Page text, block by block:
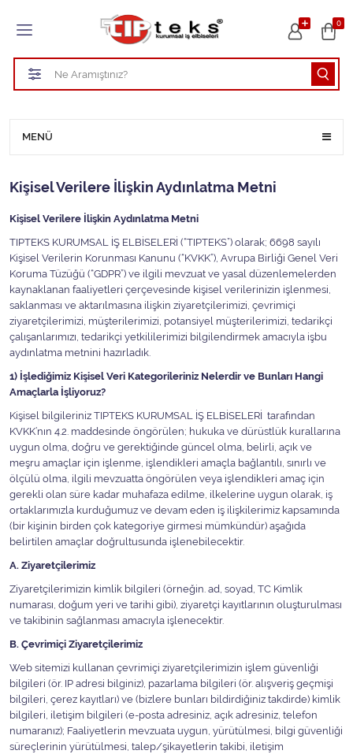
0
Tüm Kategoriler
HASTANE KIYAFETLERİ
TEMİZLİK PERSONEL FORMALARI
Tüm Kategorileri Gör
MENÜ
Kişisel Verilere İlişkin Aydınlatma Metni
Kişisel Verilere İlişkin Aydınlatma Metni
TIPTEKS KURUMSAL İŞ ELBİSELERİ (“TIPTEKS”) olarak; 6698 sayılı
Kişisel Verilerin Korunması Kanunu (“KVKK”), Avrupa Birliği Genel Veri
Koruma Tüzüğü (“GDPR”) ve ilgili mevzuat ve yasal düzenlemelerden
kaynaklanan faaliyetleri çerçevesinde kişisel verilerinizin işlenmesi,
saklanması ve aktarılmasına ilişkin ziyaretçilerimizi, çevrimiçi
ziyaretçilerimizi, müşterilerimizi, potansiyel müşterilerimizi, tedarikçi
çalışanlarımızı, tedarikçi yetkililerimizi bilgilendirmek amacıyla işbu
aydınlatma metnini hazırladık.
1) İşlediğimiz Kişisel Veri Kategorileriniz Nelerdir ve Bunları Hangi
Amaçlarla İşliyoruz?
Kişisel bilgileriniz TIPTEKS KURUMSAL İŞ ELBİSELERİ tarafından
KVKK’nın 4.2. maddesinde öngörülen; hukuka ve dürüstlük kurallarına
uygun olma, doğru ve gerektiğinde güncel olma, belirli, açık ve
meşru amaçlar için işlenme, işlendikleri amaçla bağlantılı, sınırlı ve
ölçülü olma, ilgili mevzuatta öngörülen veya işlendikleri amaç için
gerekli olan süre kadar muhafaza edilme, ilkelerine uygun olarak, iş
ortaklarımızla kurduğumuz ve devam eden iş ilişkilerimiz kapsamında
(bir kişinin birden çok kategoriye girmesi mümkündür) aşağıda
belirtilen amaçlar doğrultusunda işlenebilecektir.
A. Ziyaretçilerimiz
Ziyaretçilerimizin kimlik bilgileri (örneğin. ad, soyad, TC Kimlik
numarası, doğum yeri ve tarihi gibi), ziyaretçi kayıtlarının oluşturulması
ve takibinin sağlanması amacıyla işlenecektir.
B. Çevrimiçi Ziyaretçilerimiz
Web sitemizi kullanan çevrimiçi ziyaretçilerimizin işlem güvenliği
bilgileri (ör. IP adresi bilginiz), pazarlama bilgileri (ör. alışveriş geçmişi
bilgileri, çerez kayıtları) ve (bizlere bunları bildirdiğiniz takdirde) kimlik
bilgileri, iletişim bilgileri (e-posta adresiniz, açık adresiniz, telefon
numaranız); Faaliyetlerin mevzuata uygun, yürütülmesi, bilgi güvenliği
süreçlerinin yürütülmesi, talep/şikayetlerin takibi, iletişim